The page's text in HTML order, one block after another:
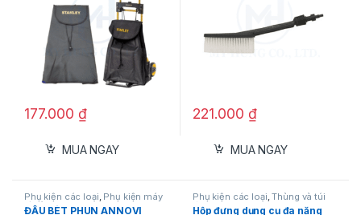
177.000 ₫
MUA NGAY
221.000 ₫
MUA NGAY
Phụ kiện các loại Phụ kiện máy
xịt rửa
ĐẦU BÉT PHUN ANNOVI
Phụ kiện các loại ,Thùng và túi
đựng dụng cụ
Hộp đựng dụng cụ đa năng